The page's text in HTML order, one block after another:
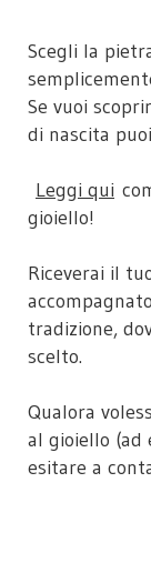
Scegli la
Se vuoi
di nascita puoi
Leggi qui
gioiello!
Riceverai il
tradizione,
scelto.
Qualora
al gioiello (ad
esitare a